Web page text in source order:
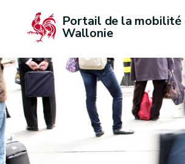
Portail de la mobilité
Wallonie